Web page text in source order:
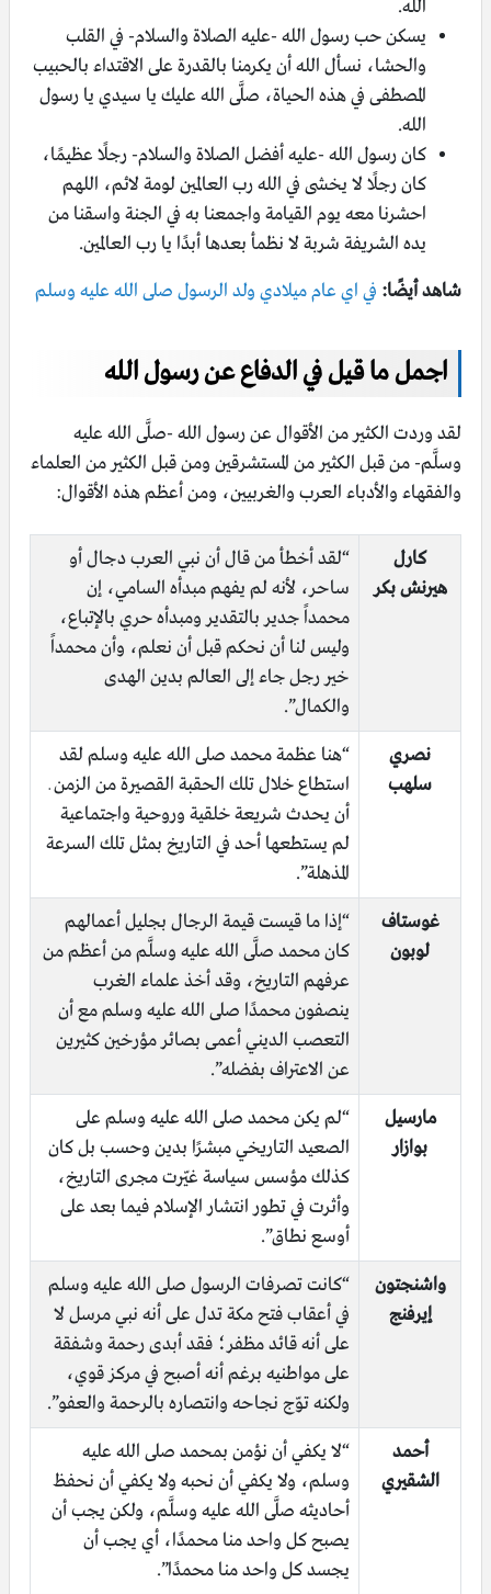
الله.
يسكن حب رسول الله -عليه الصلاة والسلام- في القلب
والحشا، نسأل الله أن يكرمنا بالقدرة على الاقتداء بالحبيب
المصطفى في هذه الحياة، صلَّى الله عليك يا سيدي يا رسول
الله.
كان رسول الله -عليه أفضل الصلاة والسلام- رجلًا عظيمًا،
كان رجلًا لا يخشى في الله رب العالمين لومة لائم، اللهم
احشرنا معه يوم القيامة واجمعنا به في الجنة واسقنا من
يده الشريفة شربة لا نظمأ بعدها أبدًا يا رب العالمين.
شاهد أيضًا: في اي عام ميلادي ولد الرسول صلى الله عليه وسلم
اجمل ما قيل في الدفاع عن رسول الله
لقد وردت الكثير من الأقوال عن رسول الله -صلَّى الله عليه
وسلَّم- من قبل الكثير من المستشرقين ومن قبل الكثير من العلماء
والفقهاء والأدباء العرب والغربيين، ومن أعظم هذه الأقوال:
كارل
هيرنش بكر
“لقد أخطأ من قال أن نبي العرب دجال أو
ساحر، لأنه لم يفهم مبدأه السامي، إن
محمداً جدير بالتقدير ومبدأه حري بالإتباع،
وليس لنا أن نحكم قبل أن نعلم، وأن محمداً
خير رجل جاء إلى العالم بدين الهدى
والكمال”.
نصري
سلهب
“هنا عظمة محمد صلى الله عليه وسلم لقد
استطاع خلال تلك الحقبة القصيرة من الزمن ـ
أن يحدث شريعة خلقية وروحية واجتماعية
لم يستطعها أحد في التاريخ بمثل تلك السرعة
المذهلة”.
غوستاف
لوبون
“إذا ما قيست قيمة الرجال بجليل أعمالهم
كان محمد صلَّى الله عليه وسلَّم من أعظم من
عرفهم التاريخ، وقد أخذ علماء الغرب
ينصفون محمدًا صلى الله عليه وسلم مع أن
التعصب الديني أعمى بصائر مؤرخين كثيرين
عن الاعتراف بفضله”.
مارسيل
بوازار
“لم يكن محمد صلى الله عليه وسلم على
الصعيد التاريخي مبشرًا بدين وحسب بل كان
كذلك مؤسس سياسة غيّرت مجرى التاريخ،
وأثرت في تطور انتشار الإسلام فيما بعد على
أوسع نطاق”.
واشنجتون
إيرفنج
“كانت تصرفات الرسول صلى الله عليه وسلم
في أعقاب فتح مكة تدل على أنه نبي مرسل لا
على أنه قائد مظفر؛ فقد أبدى رحمة وشفقة
على مواطنيه برغم أنه أصبح في مركز قوي،
ولكنه توّج نجاحه وانتصاره بالرحمة والعفو”.
أحمد
الشقيري
“لا يكفي أن نؤمن بمحمد صلى الله عليه
وسلم، ولا يكفي أن نحبه ولا يكفي أن نحفظ
أحاديثه صلَّى الله عليه وسلَّم، ولكن يجب أن
يصبح كل واحد منا محمدًا، أي يجب أن
يجسد كل واحد منا محمدًا”.